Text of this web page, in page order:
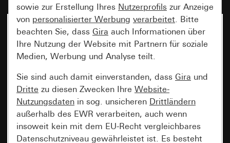
sowie zur Erstellung Ihres Nutzerprofils zur Anzeige
von personalisierter Werbung verarbeitet. Bitte
beachten Sie, dass Gira auch Informationen über
Ihre Nutzung der Website mit Partnern für soziale
Medien, Werbung und Analyse teilt.
Sie sind auch damit einverstanden, dass Gira und
Dritte zu diesen Zwecken Ihre Website-
Nutzungsdaten in sog. unsicheren Drittländern
außerhalb des EWR verarbeiten, auch wenn
insoweit kein mit dem EU-Recht vergleichbares
Datenschutzniveau gewährleistet ist. Es besteht